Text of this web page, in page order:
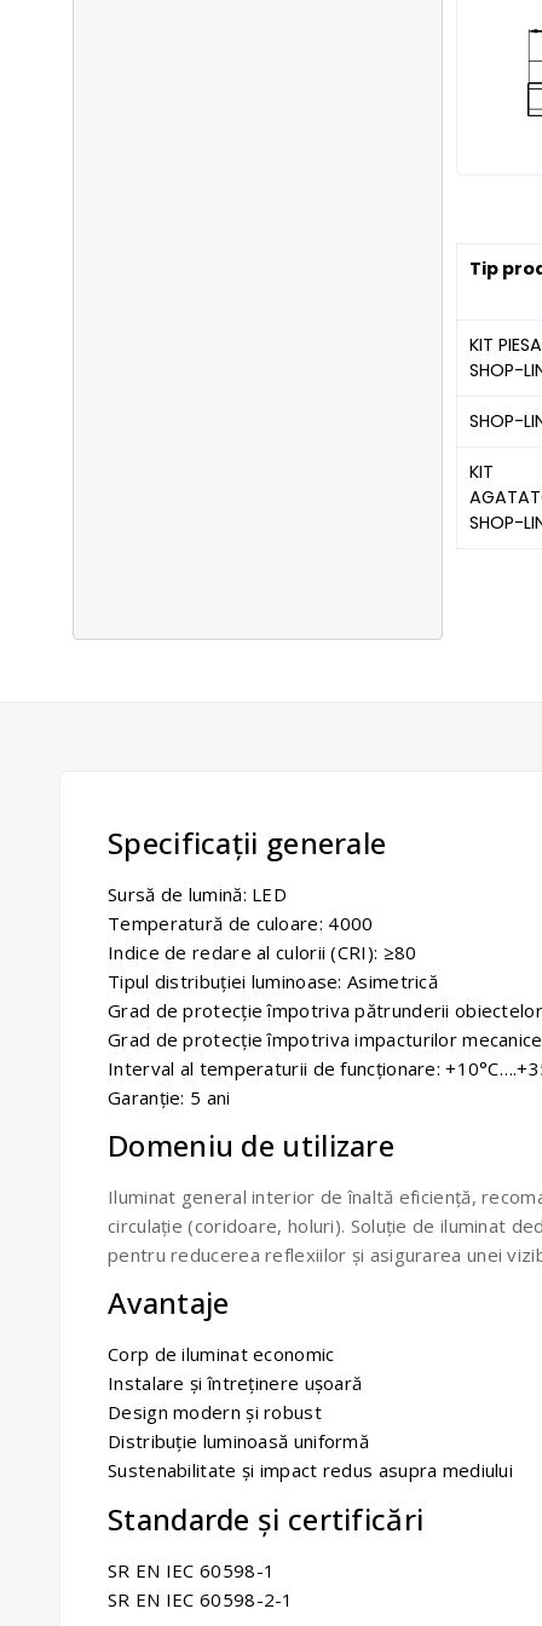
Tip
KIT
SHOP-
SHOP-
KIT
SHOP-
Specificații generale
Sursă de lumină: LED
Temperatură de culoare: 4000
Indice de redare al culorii (CRI): ≥80
Tipul distribuției luminoase: Asimetrică
Grad de protecție împotriva pătrunderii
Grad de protecție împotriva impacturilor
Interval al temperaturii de funcționare:
Garanție: 5 ani
Domeniu de utilizare
Iluminat general interior de înaltă eficiență,
circulație (coridoare, holuri). Soluție de iluminat
pentru reducerea reflexiilor și asigurarea unei
Avantaje
Corp de iluminat economic
Instalare și întreținere ușoară
Design modern și robust
Distribuție luminoasă uniformă
Sustenabilitate și impact redus asupra mediului
Standarde și certificări
SR EN IEC 60598-1
SR EN IEC 60598-2-1